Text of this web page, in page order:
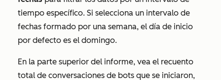
tiempo específico. Si selecciona un intervalo de
fechas formado por una semana, el día de inicio
por defecto es el domingo.
En la parte superior del informe, vea el recuento
total de conversaciones de bots que se iniciaron,